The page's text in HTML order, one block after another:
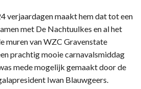
verjaardagen maakt hem dat tot een
met De Nachtuulkes en al het
muren van WZC Gravenstate
prachtig mooie carnavalsmiddag
mede mogelijk gemaakt door de
Iwan Blauwgeers.